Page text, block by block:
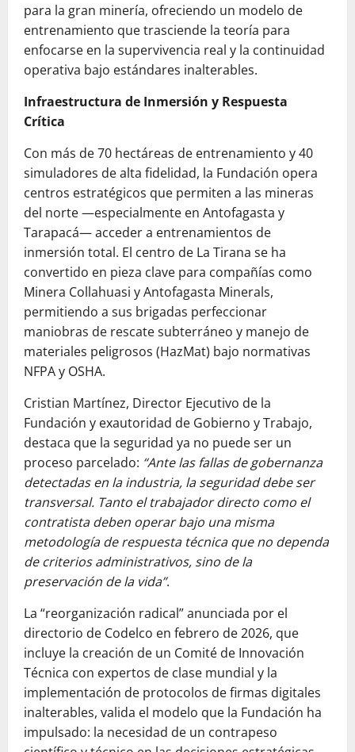
para la gran minería, ofreciendo un modelo de
entrenamiento que trasciende la teoría para
enfocarse en la supervivencia real y la continuidad
operativa bajo estándares inalterables.
Infraestructura de Inmersión y Respuesta
Crítica
Con más de 70 hectáreas de entrenamiento y 40
simuladores de alta fidelidad, la Fundación opera
centros estratégicos que permiten a las mineras
del norte —especialmente en Antofagasta y
Tarapacá— acceder a entrenamientos de
inmersión total. El centro de La Tirana se ha
convertido en pieza clave para compañías como
Minera Collahuasi y Antofagasta Minerals,
permitiendo a sus brigadas perfeccionar
maniobras de rescate subterráneo y manejo de
materiales peligrosos (HazMat) bajo normativas
NFPA y OSHA.
Cristian Martínez, Director Ejecutivo de la
Fundación y exautoridad de Gobierno y Trabajo,
destaca que la seguridad ya no puede ser un
proceso parcelado: “Ante las fallas de gobernanza
detectadas en la industria, la seguridad debe ser
transversal. Tanto el trabajador directo como el
contratista deben operar bajo una misma
metodología de respuesta técnica que no dependa
de criterios administrativos, sino de la
preservación de la vida”.
La “reorganización radical” anunciada por el
directorio de Codelco en febrero de 2026, que
incluye la creación de un Comité de Innovación
Técnica con expertos de clase mundial y la
implementación de protocolos de firmas digitales
inalterables, valida el modelo que la Fundación ha
impulsado: la necesidad de un contrapeso